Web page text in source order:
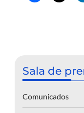
Sala de
Comunicados